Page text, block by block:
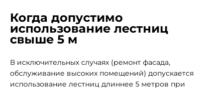
Когда допустимо
использование лестниц
свыше 5 м
В исключительных случаях (ремонт фасада,
обслуживание высоких помещений) допускается
использование лестниц длиннее 5 метров при